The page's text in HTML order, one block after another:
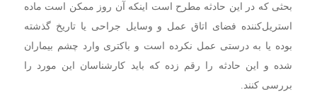
بحثی که در این حادثه مطرح است اینکه آن روز ممکن است ماده
استریل‌کننده فضای اتاق عمل و وسایل جراحی یا تاریخ گذشته
بوده یا به درستی عمل نکرده است و باکتری وارد چشم بیماران
شده و این حادثه را رقم زده که باید کارشناسان این مورد را
بررسی کنند.